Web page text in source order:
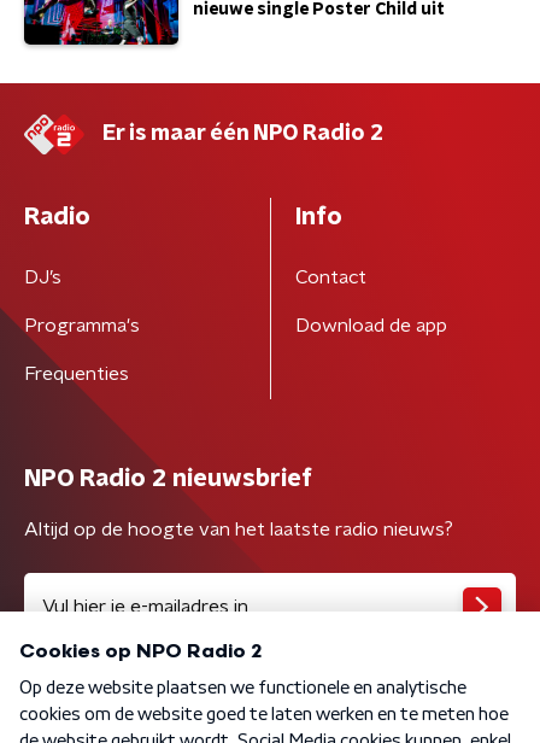
nieuwe single Poster Child uit
Er is maar één NPO Radio 2
Radio
DJ’s
Programma's
Frequenties
Info
Contact
Download de app
NPO Radio 2 nieuwsbrief
Altijd op de hoogte van het laatste radio nieuws?